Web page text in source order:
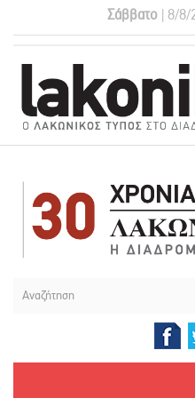
Σάββατο| 8/8/